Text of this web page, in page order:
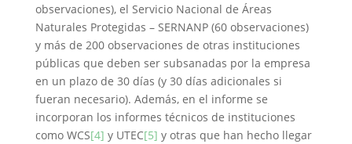
observaciones), el Servicio Nacional de Áreas
Naturales Protegidas – SERNANP (60 observaciones)
y más de 200 observaciones de otras instituciones
públicas que deben ser subsanadas por la empresa
en un plazo de 30 días (y 30 días adicionales si
fueran necesario). Además, en el informe se
incorporan los informes técnicos de instituciones
como WCS[4] y UTEC[5] y otras que han hecho llegar